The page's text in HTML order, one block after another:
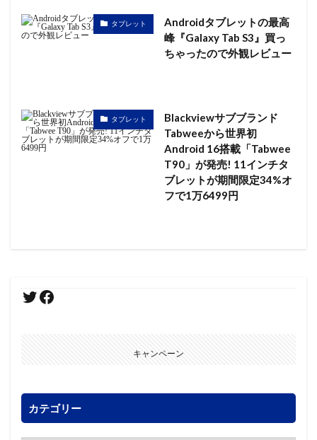
タブレット
Androidタブレットの最高
峰『Galaxy Tab S3』買っ
ちゃったので外観レビュー
タブレット
Blackviewサブブランド
Tabweeから世界初
Android 16搭載「Tabwee
T90」が発売! 11インチタ
ブレットが期間限定34%オ
フで1万6499円
キャンペーン
カテゴリー